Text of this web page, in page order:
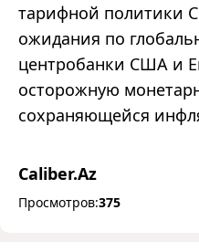
тарифной политики
ожидания по
центробанки США и
осторожную
сохраняющейся
Caliber.Az
Просмотров:375